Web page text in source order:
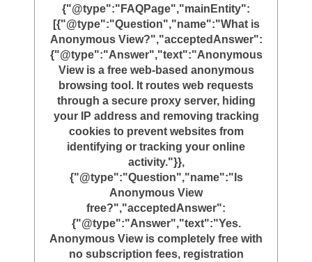
{"@type":"FAQPage","mainEntity":
[{"@type":"Question","name":"What is
Anonymous View?","acceptedAnswer":
{"@type":"Answer","text":"Anonymous
View is a free web-based anonymous
browsing tool. It routes web requests
through a secure proxy server, hiding
your IP address and removing tracking
cookies to prevent websites from
identifying or tracking your online
activity."}},
{"@type":"Question","name":"Is
Anonymous View
free?","acceptedAnswer":
{"@type":"Answer","text":"Yes.
Anonymous View is completely free with
no subscription fees, registration